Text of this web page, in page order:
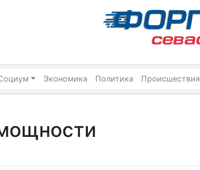
Экономика Политика Происшествия